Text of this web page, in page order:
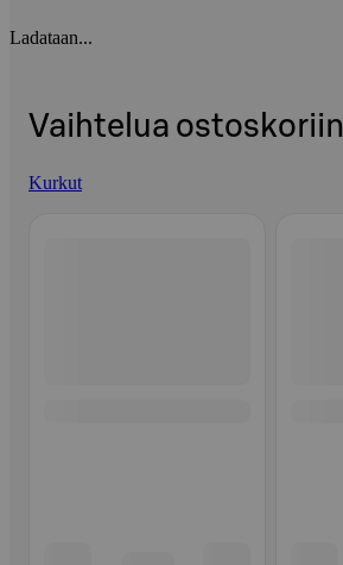
Ladataan...
Vaihtelua ostoskoriin
Kurkut